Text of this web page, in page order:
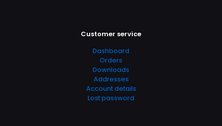
Customer service
Dashboard
Orders
Downloads
Addresses
Account details
Lost password